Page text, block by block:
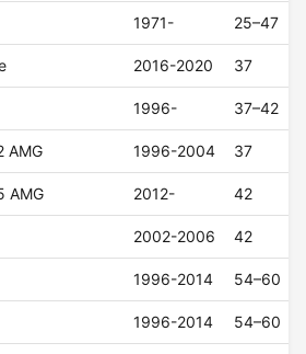
1971- 25–47
2016-2020 37
1996- 37–42
AMG 1996-2004 37
AMG 2012- 42
2002-2006 42
1996-2014 54–60
1996-2014 54–60